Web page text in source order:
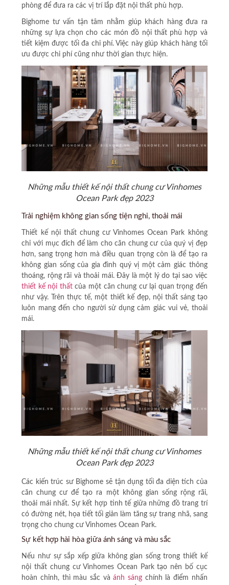
phòng để đưa ra các vị trí lắp đặt nội thất phù hợp.
Bighome tư vấn tận tâm nhằm giúp khách hàng đưa ra
những sự lựa chọn cho các món đồ nội thất phù hợp và
tiết kiệm được tối đa chi phí. Việc này giúp khách hàng tối
ưu được chi phí cũng như thời gian thực hiện.
Những mẫu thiết kế nội thất chung cư Vinhomes
Ocean Park đẹp 2023
Trải nghiệm không gian sống tiện nghi, thoải mái
Thiết kế nội thất chung cư Vinhomes Ocean Park không
chỉ với mục đích để làm cho căn chung cư của quý vị đẹp
hơn, sang trọng hơn mà điều quan trọng còn là để tạo ra
không gian sống của gia đình quý vị một cảm giác thông
thoáng, rộng rãi và thoải mái. Đây là một lý do tại sao việc
thiết kế nội thấtcủa một căn chung cư lại quan trọng đến
như vậy. Trên thực tế, một thiết kế đẹp, nội thất sáng tạo
luôn mang đến cho người sử dụng cảm giác vui vẻ, thoải
mái.
Những mẫu thiết kế nội thất chung cư Vinhomes
Ocean Park đẹp 2023
Các kiến trúc sư Bighome sẽ tận dụng tối đa diện tích của
căn chung cư để tạo ra một không gian sống rộng rãi,
thoải mái nhất. Sự kết hợp tinh tế giữa những đồ trang trí
có đường nét, họa tiết tối giản làm tăng sự trang nhã, sang
trọng cho chung cư Vinhomes Ocean Park.
Sự kết hợp hài hòa giữa ánh sáng và màu sắc
Nếu như sự sắp xếp giữa không gian sống trong thiết kế
nội thất chung cư Vinhomes Ocean Park tạo nên bố cục
hoàn chỉnh, thì màu sắc và ánh sángchính là điểm nhấn